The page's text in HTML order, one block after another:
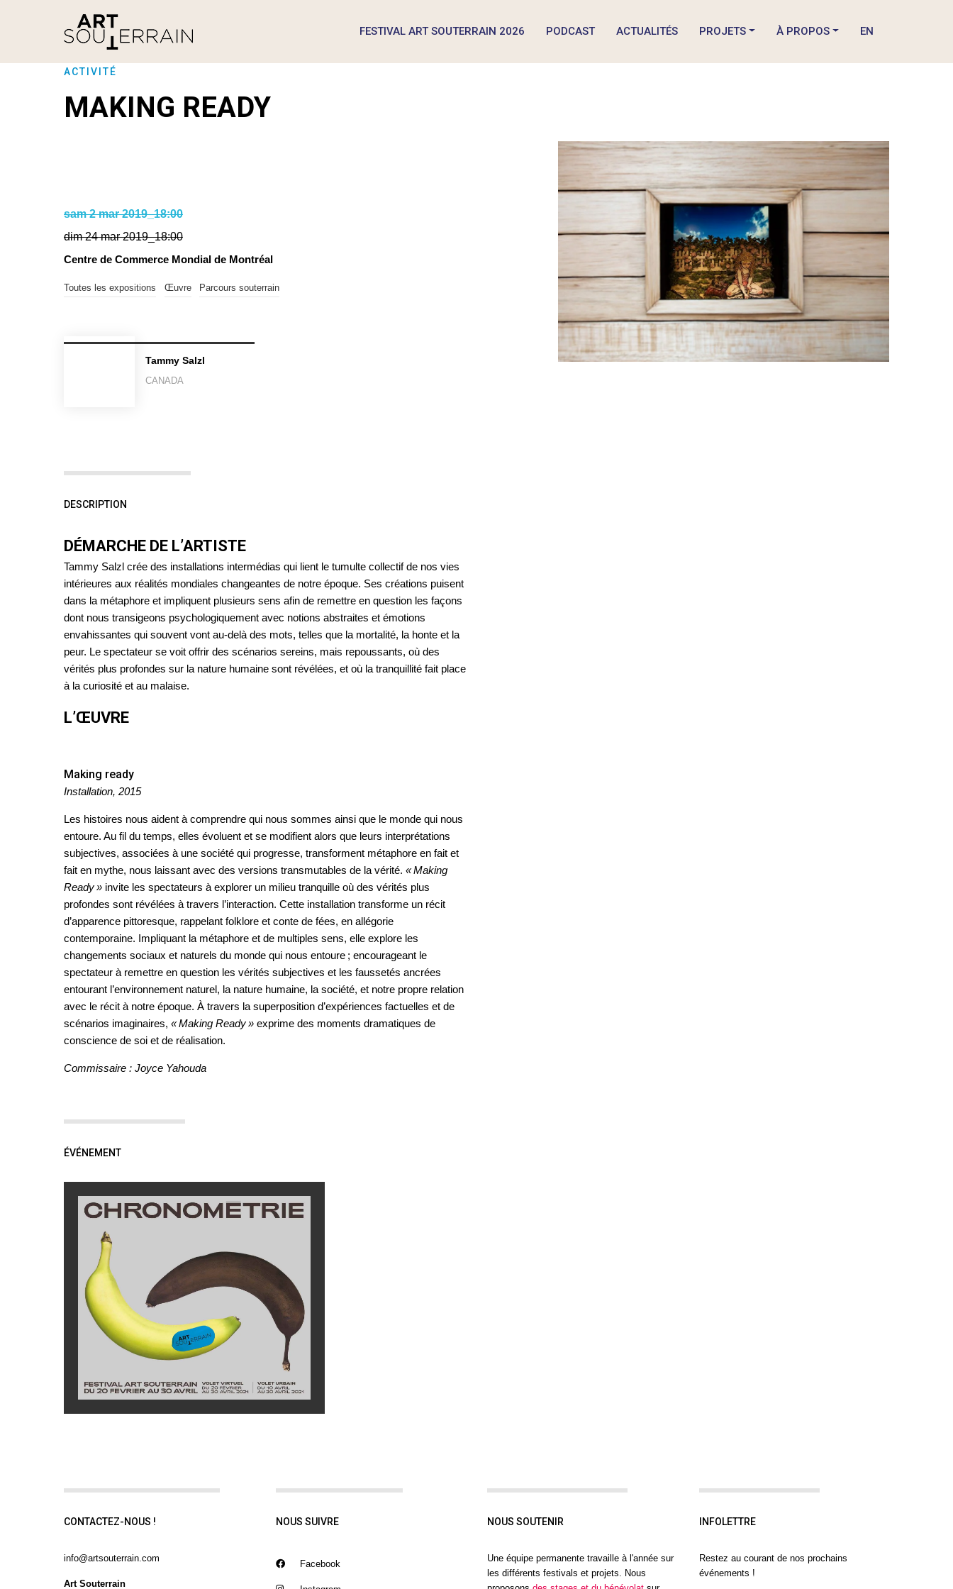
FESTIVAL ART SOUTERRAIN 2026 PODCAST ACTUALITÉS PROJETS À PROPOS EN
ACTIVITÉ
MAKING READY
sam 2 mar 2019_18:00
dim 24 mar 2019_18:00
Centre de Commerce Mondial de Montréal
Toutes les expositions Œuvre Parcours souterrain
Tammy Salzl
CANADA
DESCRIPTION
DÉMARCHE DE L’ARTISTE
Tammy Salzl crée des installations intermédias qui lient le tumulte collectif de nos vies
intérieures aux réalités mondiales changeantes de notre époque. Ses créations puisent
dans la métaphore et impliquent plusieurs sens afin de remettre en question les façons
dont nous transigeons psychologiquement avec notions abstraites et émotions
envahissantes qui souvent vont au-delà des mots, telles que la mortalité, la honte et la
peur. Le spectateur se voit offrir des scénarios sereins, mais repoussants, où des
vérités plus profondes sur la nature humaine sont révélées, et où la tranquillité fait place
à la curiosité et au malaise.
L’ŒUVRE
Making ready
Installation, 2015
Les histoires nous aident à comprendre qui nous sommes ainsi que le monde qui nous
entoure. Au fil du temps, elles évoluent et se modifient alors que leurs interprétations
subjectives, associées à une société qui progresse, transforment métaphore en fait et
fait en mythe, nous laissant avec des versions transmutables de la vérité. « Making
Ready » invite les spectateurs à explorer un milieu tranquille où des vérités plus
profondes sont révélées à travers l’interaction. Cette installation transforme un récit
d’apparence pittoresque, rappelant folklore et conte de fées, en allégorie
contemporaine. Impliquant la métaphore et de multiples sens, elle explore les
changements sociaux et naturels du monde qui nous entoure ; encourageant le
spectateur à remettre en question les vérités subjectives et les faussetés ancrées
entourant l’environnement naturel, la nature humaine, la société, et notre propre relation
avec le récit à notre époque. À travers la superposition d’expériences factuelles et de
scénarios imaginaires, « Making Ready » exprime des moments dramatiques de
conscience de soi et de réalisation.
Commissaire : Joyce Yahouda
ÉVÉNEMENT
CONTACTEZ-NOUS !
info@artsouterrain.com
Art Souterrain
NOUS SUIVRE
Facebook
NOUS SOUTENIR
Une équipe permanente travaille à l'année sur
les différents festivals et projets. Nous
INFOLETTRE
Restez au courant de nos prochains
événements !